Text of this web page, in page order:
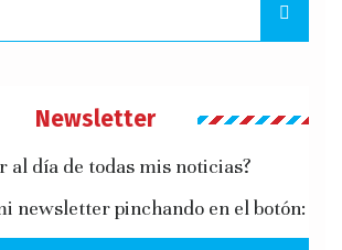
Newsletter
al día de todas mis noticias?
newsletter pinchando en el botón: